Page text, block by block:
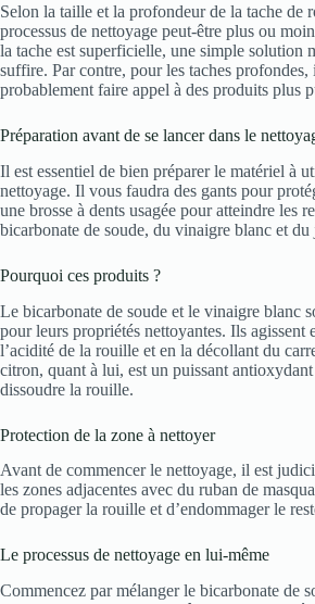
Selon la taille et la profondeur de la tache de
processus de nettoyage peut-être plus ou
la tache est superficielle, une simple solution
suffire. Par contre, pour les taches profondes,
probablement faire appel à des produits plus
Préparation avant de se lancer dans le
Il est essentiel de bien préparer le matériel à
nettoyage. Il vous faudra des gants pour
une brosse à dents usagée pour atteindre les
bicarbonate de soude, du vinaigre blanc et du
Pourquoi ces produits ?
Le bicarbonate de soude et le vinaigre blanc
pour leurs propriétés nettoyantes. Ils agissent
l’acidité de la rouille et en la décollant du
citron, quant à lui, est un puissant
dissoudre la rouille.
Protection de la zone à nettoyer
Avant de commencer le nettoyage, il est
les zones adjacentes avec du ruban de
de propager la rouille et d’endommager le
Le processus de nettoyage en lui-même
Commencez par mélanger le bicarbonate de